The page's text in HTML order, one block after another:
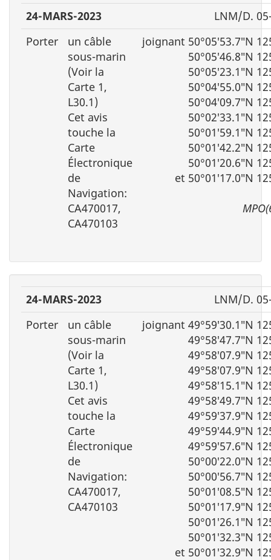
24-MARS-2023
LNM/D.
Porter
un câble
sous-marin
(Voir la
Carte 1,
L30.1)
Cet avis
touche la
Carte
Électronique
de
Navigation:
CA470017,
CA470103
joignant 50°05′53.7″N
50°05′46.8″N
50°05′23.1″N
50°04′55.0″N
50°04′09.7″N
50°02′33.1″N
50°01′59.1″N
50°01′42.2″N
50°01′20.6″N
et 50°01′17.0″N
24-MARS-2023
LNM/D.
Porter
un câble
sous-marin
(Voir la
Carte 1,
L30.1)
Cet avis
touche la
Carte
Électronique
de
Navigation:
CA470017,
CA470103
joignant 49°59′30.1″N
49°58′47.7″N
49°58′07.9″N
49°58′07.9″N
49°58′15.1″N
49°58′49.7″N
49°59′37.9″N
49°59′44.9″N
49°59′57.6″N
50°00′22.0″N
50°00′56.7″N
50°01′08.5″N
50°01′17.9″N
50°01′26.1″N
50°01′32.3″N
et 50°01′32.9″N